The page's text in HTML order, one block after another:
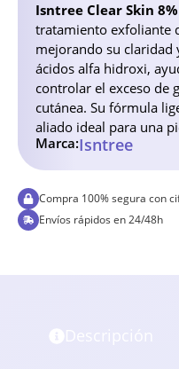
Isntree Clear Skin
tratamiento exfoliante
mejorando su claridad
ácidos alfa hidroxi,
controlar el exceso de
cutánea. Su fórmula
aliado ideal para una
Marca:Isntree
Compra 100% segura con
Envíos rápidos en 24/48h